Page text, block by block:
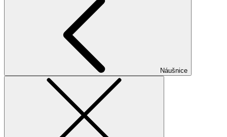
Náušnice